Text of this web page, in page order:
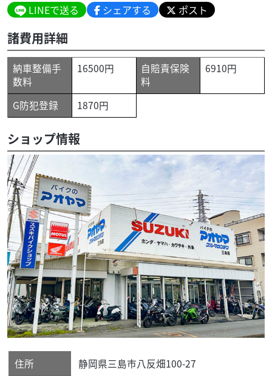
LINEで送る シェアする ポスト
諸費用詳細
納車整備手
数料
16500円
自賠責保険
料
6910円
G防犯登録 1870円
ショップ情報
住所 静岡県三島市八反畑100-27